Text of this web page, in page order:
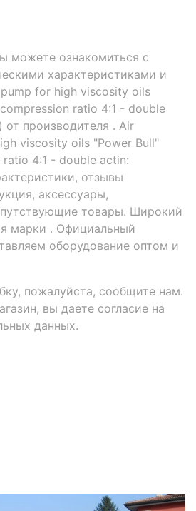
можете ознакомиться с
характеристиками и
for high viscosity oils
ratio 4:1 - double
от производителя . Air
viscosity oils "Power Bull"
4:1 - double actin:
отзывы
аксессуары,
товары. Широкий
марки . Официальный
оборудование оптом и
пожалуйста, сообщите нам.
вы даете согласие на
данных.